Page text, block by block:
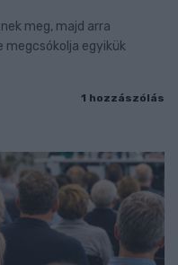
meg, majd arra
megcsókolja egyikük
1 hozzászólás